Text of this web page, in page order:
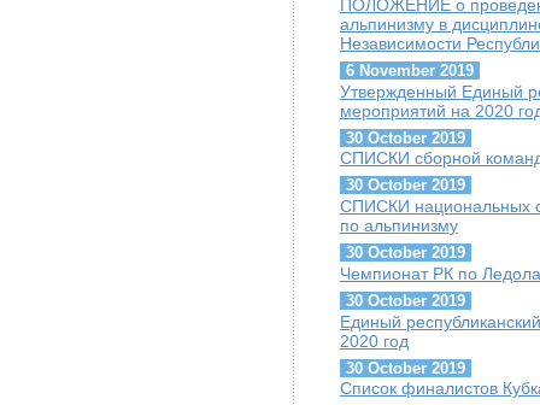
ПОЛОЖЕНИЕ о
альпинизму в
Независимости
6 November 2019
Утвержденный Единый
мероприятий на 2020
30 October 2019
СПИСКИ сборной
30 October 2019
СПИСКИ национальных
по альпинизму
30 October 2019
Чемпионат РК по
30 October 2019
Единый
2020 год
30 October 2019
Список финалистов